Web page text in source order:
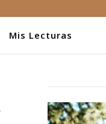
Mis Lecturas